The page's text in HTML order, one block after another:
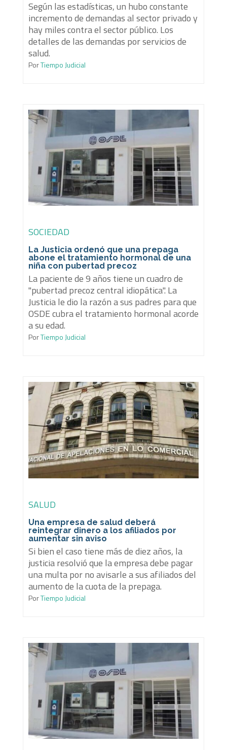
Según las estadísticas, un hubo constante
incremento de demandas al sector privado y
hay miles contra el sector público. Los
detalles de las demandas por servicios de
salud.
PorTiempo Judicial
SOCIEDAD
La Justicia ordenó que una prepaga
abone el tratamiento hormonal de una
niña con pubertad precoz
La paciente de 9 años tiene un cuadro de
"pubertad precoz central idiopática". La
Justicia le dio la razón a sus padres para que
OSDE cubra el tratamiento hormonal acorde
a su edad.
PorTiempo Judicial
SALUD
Una empresa de salud deberá
reintegrar dinero a los afiliados por
aumentar sin aviso
Si bien el caso tiene más de diez años, la
justicia resolvió que la empresa debe pagar
una multa por no avisarle a sus afiliados del
aumento de la cuota de la prepaga.
PorTiempo Judicial